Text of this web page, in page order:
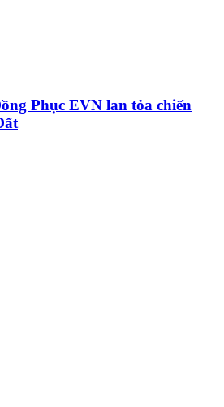
Phục EVN lan tỏa chiến